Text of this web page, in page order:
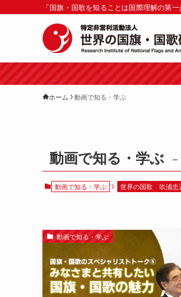
「国旗・国歌を知ることは国際理解の第一
ホーム 動画で知る・学ぶ
動画で知る・学ぶ –
動画で知る・学ぶ 世界の国歌 吹浦忠
動画で知る・学ぶ